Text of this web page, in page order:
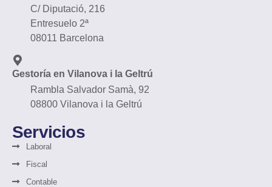
C/ Diputació, 216
Entresuelo 2ª
08011 Barcelona
Gestoría en Vilanova i la Geltrú
Rambla Salvador Samà, 92
08800 Vilanova i la Geltrú
Servicios
Laboral
Fiscal
Contable